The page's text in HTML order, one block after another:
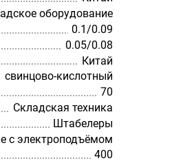
оборудование
0.1/0.09
0.05/0.08
Китай
свинцово-кислотный
70
Складская техника
Штабелеры
с электроподъёмом
400